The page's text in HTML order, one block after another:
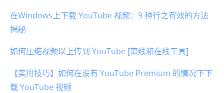
在Windows上下载 YouTube 视频：9 种行之有效的方法
揭秘
如何压缩视频以上传到 YouTube [离线和在线工具]
【实用技巧】如何在没有 YouTube Premium 的情况下下
载 YouTube 视频